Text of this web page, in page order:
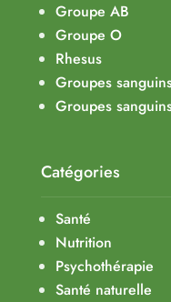
Groupe AB
Groupe O
Rhesus
Groupes
Groupes
Catégories
Santé
Nutrition
Psychothérapie
Santé naturelle